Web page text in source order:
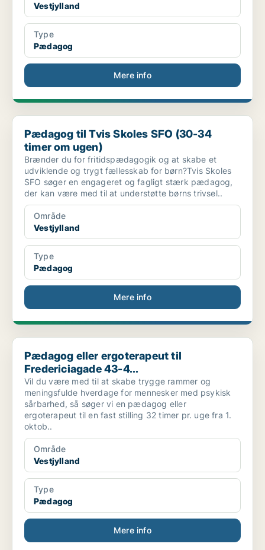
Vestjylland
Type
Pædagog
Mere info
Pædagog til Tvis Skoles SFO (30-34 timer om ugen)
Pædagog til Tvis Skoles SFO (30-34
timer om ugen)
Brænder du for fritidspædagogik og at skabe et
udviklende og trygt fællesskab for børn?Tvis Skoles
SFO søger en engageret og fagligt stærk pædagog,
der kan være med til at understøtte børns trivsel..
Område
Vestjylland
Type
Pædagog
Mere info
Pædagog eller ergoterapeut til Fredericiagade 43-4...
Pædagog eller ergoterapeut til
Fredericiagade 43-4...
Vil du være med til at skabe trygge rammer og
meningsfulde hverdage for mennesker med psykisk
sårbarhed, så søger vi en pædagog eller
ergoterapeut til en fast stilling 32 timer pr. uge fra 1.
oktob..
Område
Vestjylland
Type
Pædagog
Mere info